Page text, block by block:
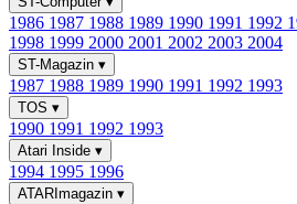
1986 1987 1988 1989 1990 1991 1992
1998 1999 2000 2001 2002 2003 2004
ST-Magazin ▾
1987 1988 1989 1990 1991 1992 1993
TOS ▾
1990 1991 1992 1993
Atari Inside ▾
1994 1995 1996
ATARImagazin ▾